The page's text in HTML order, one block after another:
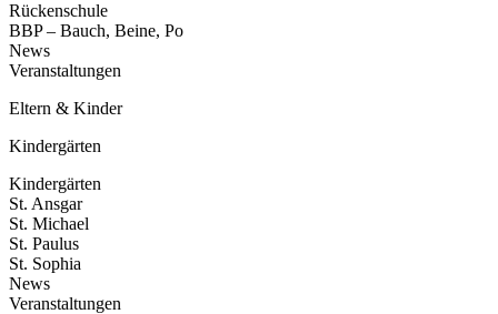
Rückenschule
BBP – Bauch, Beine, Po
News
Veranstaltungen
Eltern & Kinder
Kindergärten
Kindergärten
St. Ansgar
St. Michael
St. Paulus
St. Sophia
News
Veranstaltungen